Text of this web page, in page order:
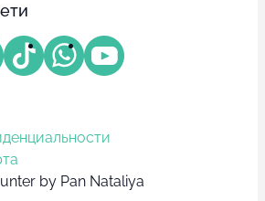
by Pan Nataliya